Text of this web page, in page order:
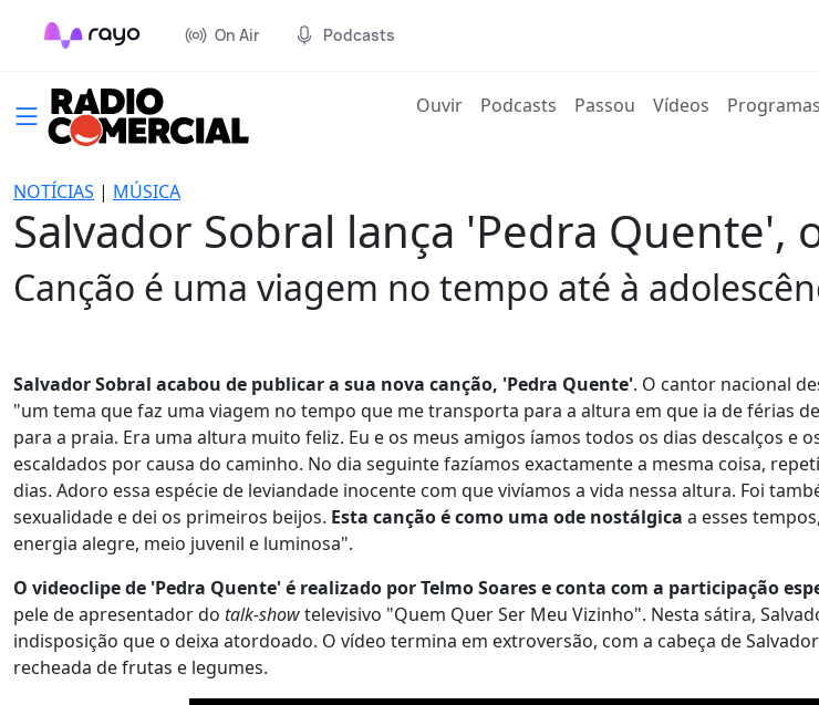
On Air Podcasts
Ouvir(current)
Podcasts Passou Vídeos Programas
NOTÍCIAS | MÚSICA
Salvador Sobral lança 'Pedra Quente',
Canção é uma viagem no tempo até à
Salvador Sobral acabou de publicar a sua nova canção, 'Pedra Quente'. O cantor nacional
"um tema que faz uma viagem no tempo que me transporta para a altura em que ia de férias
para a praia. Era uma altura muito feliz. Eu e os meus amigos íamos todos os dias descalços e
escaldados por causa do caminho. No dia seguinte fazíamos exactamente a mesma coisa,
dias. Adoro essa espécie de leviandade inocente com que vivíamos a vida nessa altura. Foi
sexualidade e dei os primeiros beijos. Esta canção é como uma ode nostálgica a esses
energia alegre, meio juvenil e luminosa".
O videoclipe de 'Pedra Quente' é realizado por Telmo Soares e conta com a participação
pele de apresentador do talk-showtelevisivo "Quem Quer Ser Meu Vizinho". Nesta sátira,
indisposição que o deixa atordoado. O vídeo termina em extroversão, com a cabeça de
recheada de frutas e legumes.